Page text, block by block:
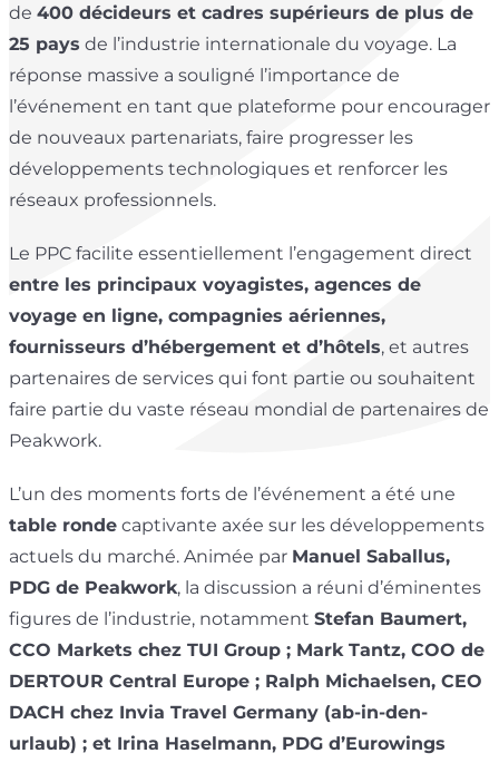
de 400 décideurs et cadres supérieurs de plus de
25 pays de l’industrie internationale du voyage. La
réponse massive a souligné l’importance de
l’événement en tant que plateforme pour encourager
de nouveaux partenariats, faire progresser les
développements technologiques et renforcer les
réseaux professionnels.
Le PPC facilite essentiellement l’engagement direct
entre les principaux voyagistes, agences de
voyage en ligne, compagnies aériennes,
fournisseurs d’hébergement et d’hôtels, et autres
partenaires de services qui font partie ou souhaitent
faire partie du vaste réseau mondial de partenaires de
Peakwork.
L’un des moments forts de l’événement a été une
table ronde captivante axée sur les développements
actuels du marché. Animée par Manuel Saballus,
PDG de Peakwork, la discussion a réuni d’éminentes
figures de l’industrie, notamment Stefan Baumert,
CCO Markets chez TUI Group ; Mark Tantz, COO de
DERTOUR Central Europe ; Ralph Michaelsen, CEO
DACH chez Invia Travel Germany (ab-in-den-
urlaub) ; et Irina Haselmann, PDG d’Eurowings